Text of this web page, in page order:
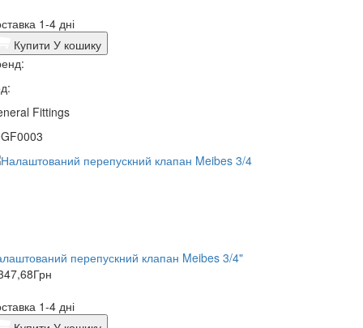
1-4 дні
Купити У кошику
Fittings
перепускний клапан Meibes 3/4"
Грн
1-4 дні